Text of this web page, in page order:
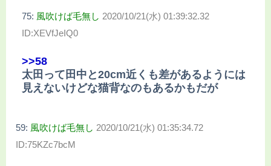
75: 風吹けば毛無し 2020/10/21(水) 01:39:32.32
ID:XEVfJeIQ0
>>58
太田って田中と20cm近くも差があるようには
見えないけどな猫背なのもあるかもだが
59: 風吹けば毛無し 2020/10/21(水) 01:35:34.72
ID:75KZc7bcM